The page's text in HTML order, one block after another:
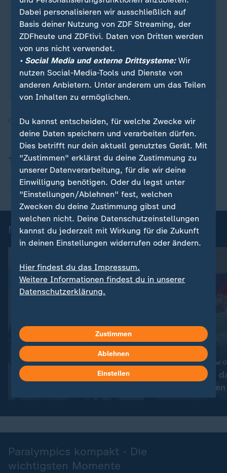
Channel genau das Richtige für Sie. Egal ob
morgens zum Kaffee, mittags zum Lunch oder zum
Feierabend - erhalten Siedie wichtigsten News
direkt auf Ihr Smartphone
ganz einfach für unseren WhatsApp-Channel an:
sportstudio-WhatsApp-Channel
Quelle: dpa, SID
Thema
Paralympics
News zu den Paralympics
Vorab
Gesellschaft | einfach Mensch:
Ich habe meinen Platz
gefunden
Das waren die Special
Wie die Spiele
verändert haben
Paralympics kompakt - Die
wichtigsten Momente
Dabei personalisieren wir ausschließlich auf
Basis deiner Nutzung von ZDF Streaming, der
ZDFheute und ZDFtivi. Daten von Dritten werden
von uns nicht verwendet.
• Social Media und externe Drittsysteme:Wir
nutzen Social-Media-Tools und Dienste von
anderen Anbietern. Unter anderem um das Teilen
von Inhalten zu ermöglichen.
Du kannst entscheiden, für welche Zwecke wir
deine Daten speichern und verarbeiten dürfen.
Dies betrifft nur dein aktuell genutztes Gerät. Mit
"Zustimmen" erklärst du deine Zustimmung zu
unserer Datenverarbeitung, für die wir deine
Einwilligung benötigen. Oder du legst unter
"Einstellungen/Ablehnen" fest, welchen
Zwecken du deine Zustimmung gibst und
welchen nicht. Deine Datenschutzeinstellungen
kannst du jederzeit mit Wirkung für die Zukunft
in deinen Einstellungen widerrufen oder ändern.
Hier findest du das Impressum.
Weitere Informationen findest du in unserer
Datenschutzerklärung.
Zustimmen
Ablehnen
Einstellen